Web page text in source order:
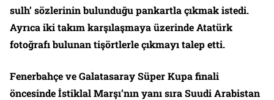
sulh’ sözlerinin bulunduğu pankartla çıkmak istedi.
Ayrıca iki takım karşılaşmaya üzerinde Atatürk
fotoğrafı bulunan tişörtlerle çıkmayı talep etti.
Fenerbahçe ve Galatasaray Süper Kupa finali
öncesinde İstiklal Marşı’nın yanı sıra Suudi Arabistan